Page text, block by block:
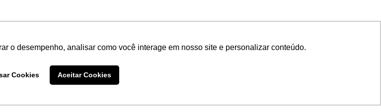
o desempenho, analisar como você interage em nosso site e personalizar conteúdo.
Cookies Aceitar Cookies